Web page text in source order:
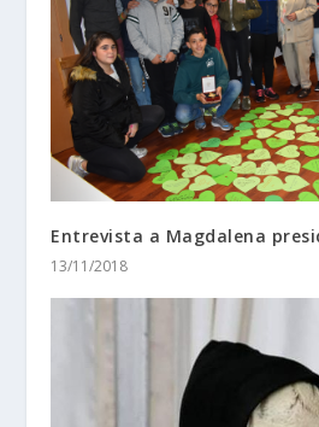
Entrevista a Magdalena
13/11/2018